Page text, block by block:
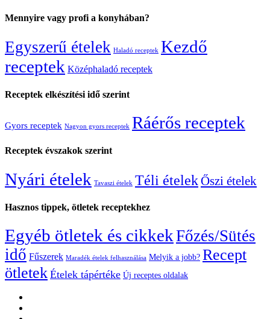
Mennyire vagy profi a konyhában?
Egyszerű ételek Haladó receptek Kezdő
receptek Középhaladó receptek
Receptek elkészítési idő szerint
Gyors receptek Nagyon gyors receptek Ráérős receptek
Receptek évszakok szerint
Nyári ételek Tavaszi ételek Téli ételekŐszi ételek
Hasznos tippek, ötletek receptekhez
Egyéb ötletek és cikkekFőzés/Sütés
idő Fűszerek Maradék ételek felhasználása Melyik a jobb? Recept
ötletek Ételek tápértéke Új receptes oldalak